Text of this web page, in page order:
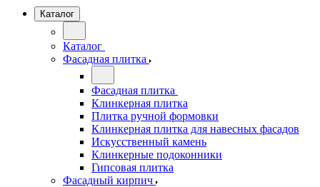
Каталог
Каталог
Фасадная плитка
Фасадная плитка
Клинкерная плитка
Плитка ручной формовки
Клинкерная плитка для навесных фасадов
Искусственный камень
Клинкерные подоконники
Гипсовая плитка
Фасадный кирпич